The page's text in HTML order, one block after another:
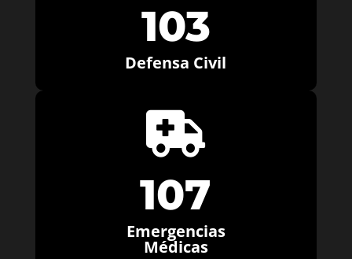
103
Defensa Civil

107
Emergencias
Médicas